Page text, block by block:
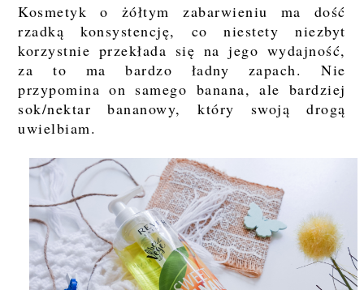
Kosmetyk o żółtym zabarwieniu ma dość
rzadką konsystencję, co niestety niezbyt
korzystnie przekłada się na jego wydajność,
za to ma bardzo ładny zapach. Nie
przypomina on samego banana, ale bardziej
sok/nektar bananowy, który swoją drogą
uwielbiam.